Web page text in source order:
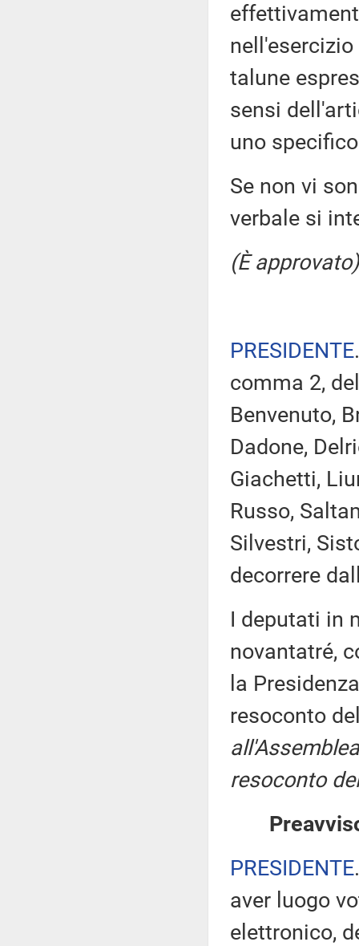
talune
sensi
uno
Se non vi
verbale si
(È approvato)
PRESIDENTE
comma 2,
Benvenuto,
Dadone,
Giachetti,
Russo,
Silvestri,
decorrere
I deputati in
novantatré,
la
resoconto
resoconto
PRESIDENTE
aver luogo
elettronico,